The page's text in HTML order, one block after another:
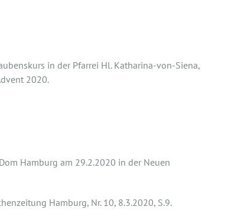
in der Pfarrei Hl. Katharina-von-Siena,
2020.
Hamburg am 29.2.2020 in der Neuen
Hamburg, Nr. 10, 8.3.2020, S.9.